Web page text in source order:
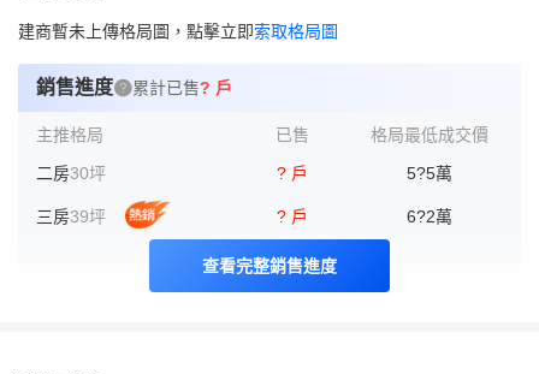
建商暫未上傳格局圖，點擊立即索取格局圖
銷售進度 累計已售? 戶
主推格局 已售
格局最低成交價
二房30坪 ? 戶 5?5萬
三房39坪 ? 戶 6?2萬
查看完整銷售進度